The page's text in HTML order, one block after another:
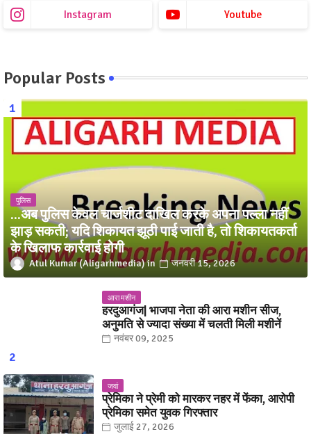
Instagram Youtube
Popular Posts
पुलिस
...अब पुलिस केवल चार्जशीट दाखिल करके अपना पल्ला नहीं
झाड़ सकती; यदि शिकायत झूठी पाई जाती है, तो शिकायतकर्ता
के खिलाफ कार्रवाई होगी
Atul Kumar (Aligarhmedia) जनवरी 15, 2026
आरा मशीन
हरदुआगंज| भाजपा नेता की आरा मशीन सीज,
अनुमति से ज्यादा संख्या में चलती मिली मशीनें
नवंबर 09, 2025
जवां
प्रेमिका ने प्रेमी को मारकर नहर में फेंका, आरोपी
प्रेमिका समेत युवक गिरफ्तार
जुलाई 27, 2026